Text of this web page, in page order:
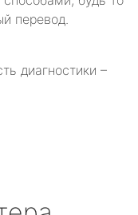
перевод.
диагностики –